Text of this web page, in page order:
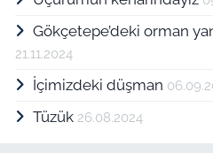
Gökçetepe’deki orman
21.11.2024
İçimizdeki düşman
Tüzük 26.08.2024